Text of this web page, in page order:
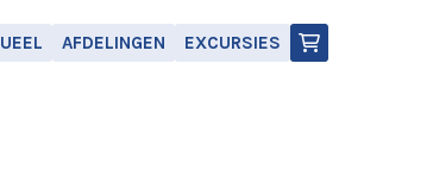
AFDELINGEN EXCURSIES